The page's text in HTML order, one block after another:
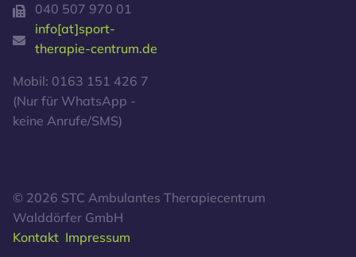
040 507 970 01
info[at]sport-
therapie-centrum.de
Mobil: 0163 151 426 7
(Nur für WhatsApp -
keine Anrufe/SMS)
© 2026 STC Ambulantes Therapiecentrum
Walddörfer GmbH
Kontakt Impressum